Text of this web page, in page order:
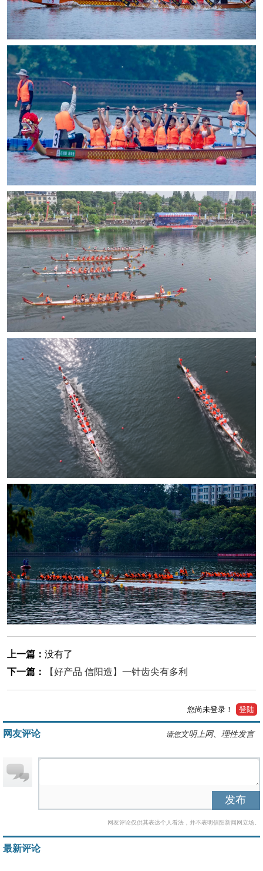
上一篇： 没有了
下一篇：
【好产品 信阳造】一针齿尖有多利
您尚未登录！ 登陆
请您文明上网、理性发言
网友评论
发布
网友评论仅供其表达个人看法，并不表明信阳新闻网立场。
最新评论